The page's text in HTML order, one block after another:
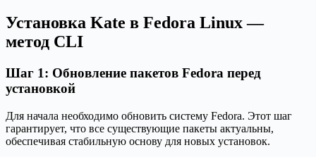
Установка Kate в Fedora Linux —
метод CLI
Шаг 1: Обновление пакетов Fedora перед
установкой
Для начала необходимо обновить систему Fedora. Этот шаг
гарантирует, что все существующие пакеты актуальны,
обеспечивая стабильную основу для новых установок.